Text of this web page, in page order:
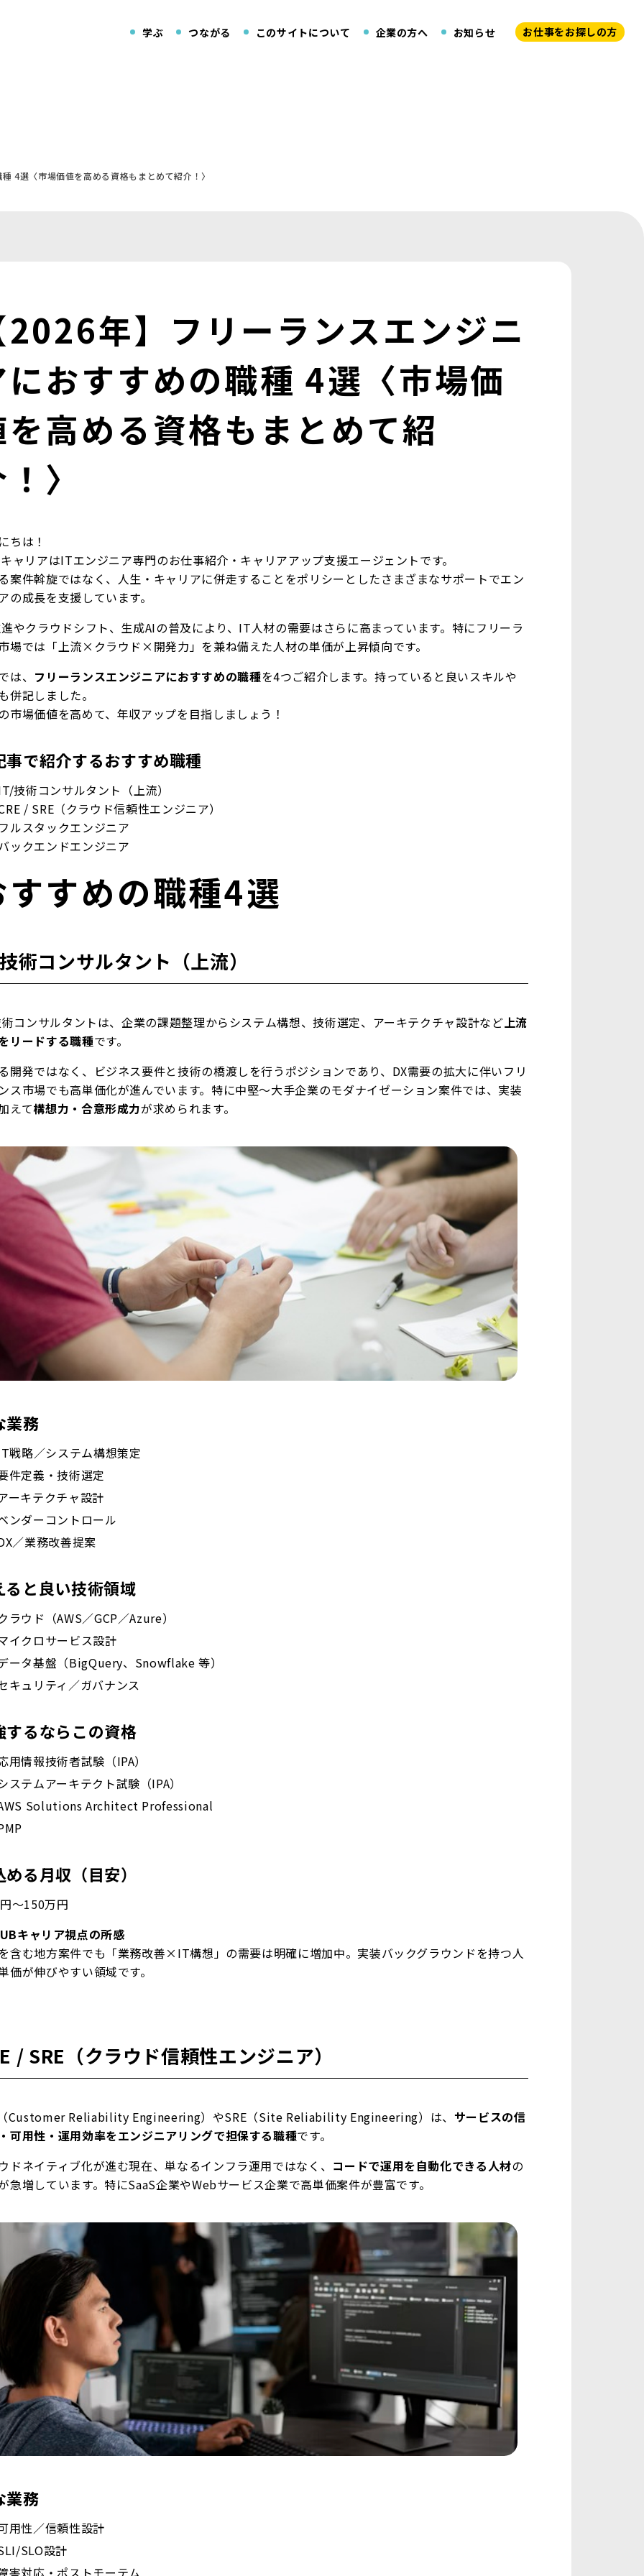
学ぶ つながる このサイトについて 企業の方へ お知らせ お仕事をお探しの方
4選〈市場価値を高める資格もまとめて紹介！〉
2026年】フリーランスエンジニ
におすすめの職種 4選〈市場価
高める資格もまとめて紹
〉
ちは！
ャリアはITエンジニア専門のお仕事紹介・キャリアアップ支援エージェントです。
案件斡旋ではなく、人生・キャリアに併走することをポリシーとしたさまざまなサポートでエン
の成長を支援しています。
やクラウドシフト、生成AIの普及により、IT人材の需要はさらに高まっています。特にフリーラ
場では「上流×クラウド×開発力」を兼ね備えた人材の単価が上昇傾向です。
は、 フリーランスエンジニアにおすすめの職種を4つご紹介します。持っていると良いスキルや
併記しました。
市場価値を高めて、年収アップを目指しましょう！
事で紹介するおすすめ職種
技術コンサルタント（上流）
/ SRE（クラウド信頼性エンジニア）
ルスタックエンジニア
ックエンドエンジニア
すすめの職種4選
術コンサルタント（上流）
コンサルタントは、企業の課題整理からシステム構想、技術選定、アーキテクチャ設計など上流
リードする職種です。
開発ではなく、ビジネス要件と技術の橋渡しを行うポジションであり、DX需要の拡大に伴いフリ
ス市場でも高単価化が進んでいます。特に中堅〜大手企業のモダナイゼーション案件では、実装
えて構想力・合意形成力が求められます。
業務
戦略／システム構想策定
件定義・技術選定
ーキテクチャ設計
ンダーコントロール
／業務改善提案
ると良い技術領域
ラウド（AWS／GCP／Azure）
イクロサービス設計
ータ基盤（BigQuery、Snowflake 等）
キュリティ／ガバナンス
するならこの資格
用情報技術者試験（IPA）
ステムアーキテクト試験（IPA）
Solutions Architect Professional
める月収（目安）
〜150万円
キャリア視点の所感
含む地方案件でも「業務改善×IT構想」の需要は明確に増加中。実装バックグラウンドを持つ人
価が伸びやすい領域です。
/ SRE（クラウド信頼性エンジニア）
Customer Reliability Engineering）やSRE（Site Reliability Engineering）は、 サービスの信
可用性・運用効率をエンジニアリングで担保する職種です。
ドネイティブ化が進む現在、単なるインフラ運用ではなく、 コードで運用を自動化できる人材の
急増しています。特にSaaS企業やWebサービス企業で高単価案件が豊富です。
業務
用性／信頼性設計
SLO設計